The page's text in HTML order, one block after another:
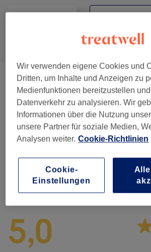
Haarentfernung
Waxing Damen 100% Vegan,
Und Hautfreundlich (19)
Sugaring Damen (15)
Sugaring Männer (9)
Salonbewertungen
5,0
Wir verwenden eigene Cookies und
Dritten, um Inhalte und Anzeigen zu
Medienfunktionen bereitzustellen
Datenverkehr zu analysieren. Wir
Informationen über die Nutzung
unsere Partner für soziale Medien,
Analysen weiter. Cookie-Richtlinien
Cookie-
Einstellungen